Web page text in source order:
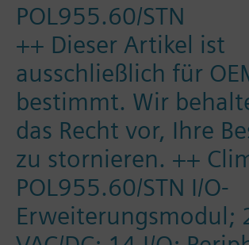
POL955.60/STN
++ Dieser Artikel ist
ausschließlich für
bestimmt. Wir
das Recht vor, Ihre
zu stornieren. ++
POL955.60/STN I/O-
Erweiterungsmodul;